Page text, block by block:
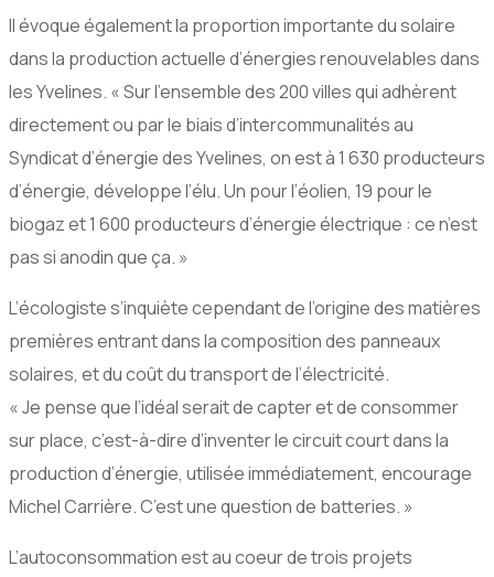
Il évoque également la proportion importante du solaire
dans la production actuelle d’énergies renouvelables dans
les Yvelines. « Sur l’ensemble des 200 villes qui adhèrent
directement ou par le biais d’intercommunalités au
Syndicat d’énergie des Yvelines, on est à 1 630 producteurs
d’énergie, développe l’élu. Un pour l’éolien, 19 pour le
biogaz et 1 600 producteurs d’énergie électrique : ce n’est
pas si anodin que ça. »
L’écologiste s’inquiète cependant de l’origine des matières
premières entrant dans la composition des panneaux
solaires, et du coût du transport de l’électricité.
« Je pense que l’idéal serait de capter et de consommer
sur place, c’est-à-dire d’inventer le circuit court dans la
production d’énergie, utilisée immédiatement, encourage
Michel Carrière. C’est une question de batteries. »
L’autoconsommation est au coeur de trois projets